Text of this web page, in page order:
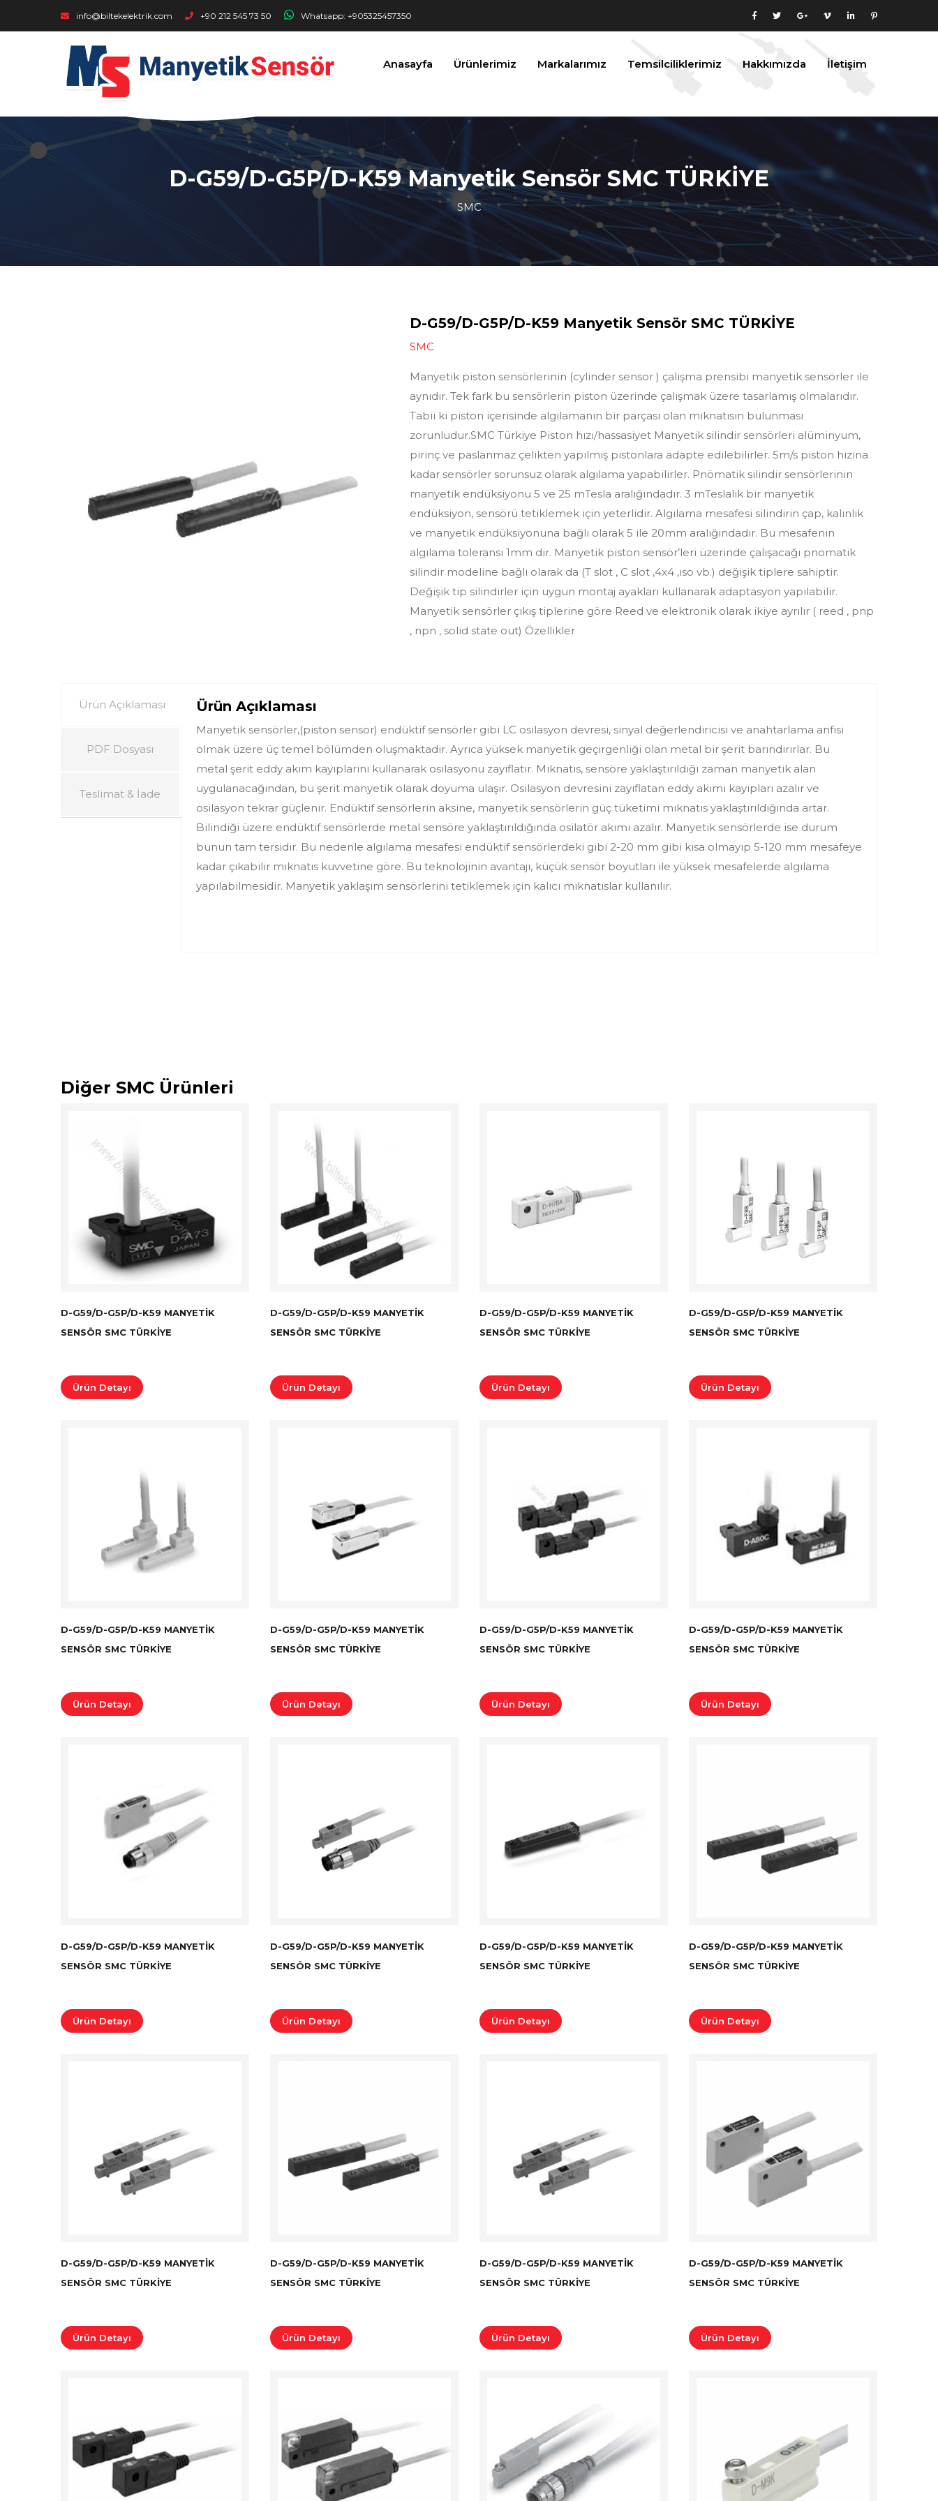
Buraya Tıklayıp Ulaşabilirsiniz - SMC - D-G59/D-G5P/D-K59 Manyetik Sensör SMC TÜRKİYE" />
info@biltekelektrik.com +90 212 545 73 50 Whatsapp: +905325457350
Anasayfa Ürünlerimiz Markalarımız Temsilciliklerimiz Hakkımızda İletişim
D-G59/D-G5P/D-K59 Manyetik Sensör SMC TÜRKİYE
SMC
D-G59/D-G5P/D-K59 Manyetik Sensör SMC TÜRKİYE
SMC
Manyetik piston sensörlerinin (cylinder sensor ) çalışma prensibi manyetik sensörler ile
aynıdır. Tek fark bu sensörlerin piston üzerinde çalışmak üzere tasarlamış olmalarıdır.
Tabii ki piston içerisinde algılamanın bir parçası olan mıknatısın bulunması
zorunludur.SMC Türkiye Piston hızı/hassasiyet Manyetik silindir sensörleri alüminyum,
pirinç ve paslanmaz çelikten yapılmış pistonlara adapte edilebilirler. 5m/s piston hızına
kadar sensörler sorunsuz olarak algılama yapabilirler. Pnömatik silindir sensörlerinin
manyetik endüksiyonu 5 ve 25 mTesla aralığındadır. 3 mTeslalık bir manyetik
endüksiyon, sensörü tetiklemek için yeterlidir. Algılama mesafesi silindirin çap, kalınlık
ve manyetik endüksiyonuna bağlı olarak 5 ile 20mm aralığındadır. Bu mesafenin
algılama toleransı 1mm dir. Manyetik piston sensör’leri üzerinde çalışacağı pnomatik
silindir modeline bağlı olarak da (T slot , C slot ,4x4 ,ıso vb.) değişik tiplere sahiptir.
Değişik tip silindirler için uygun montaj ayakları kullanarak adaptasyon yapılabilir.
Manyetik sensörler çıkış tiplerine göre Reed ve elektronik olarak ikiye ayrılır ( reed , pnp
, npn , solid state out) Özellikler
Ürün Açıklaması
PDF Dosyası
Teslimat & İade
Ürün Açıklaması
Manyetik sensörler,(piston sensor) endüktif sensörler gibi LC osilasyon devresi, sinyal değerlendiricisi ve anahtarlama anfisi
olmak üzere üç temel bölümden oluşmaktadır. Ayrıca yüksek manyetik geçirgenliği olan metal bir şerit barındırırlar. Bu
metal şerit eddy akım kayıplarını kullanarak osilasyonu zayıflatır. Mıknatıs, sensöre yaklaştırıldığı zaman manyetik alan
uygulanacağından, bu şerit manyetik olarak doyuma ulaşır. Osilasyon devresini zayıflatan eddy akımı kayıpları azalır ve
osilasyon tekrar güçlenir. Endüktif sensörlerin aksine, manyetik sensörlerin güç tüketimi mıknatıs yaklaştırıldığında artar.
Bilindiği üzere endüktif sensörlerde metal sensöre yaklaştırıldığında osilatör akımı azalır. Manyetik sensörlerde ise durum
bunun tam tersidir. Bu nedenle algılama mesafesi endüktif sensörlerdeki gibi 2-20 mm gibi kısa olmayıp 5-120 mm mesafeye
kadar çıkabilir mıknatıs kuvvetine göre. Bu teknolojinin avantajı, küçük sensör boyutları ile yüksek mesafelerde algılama
yapılabilmesidir. Manyetik yaklaşım sensörlerini tetiklemek için kalıcı mıknatıslar kullanılır.
Diğer SMC Ürünleri
D-G59/D-G5P/D-K59 MANYETIK
SENSÖR SMC TÜRKİYE
Ürün Detayı
D-G59/D-G5P/D-K59 MANYETIK
SENSÖR SMC TÜRKİYE
Ürün Detayı
D-G59/D-G5P/D-K59 MANYETIK
SENSÖR SMC TÜRKİYE
Ürün Detayı
D-G59/D-G5P/D-K59 MANYETIK
SENSÖR SMC TÜRKİYE
Ürün Detayı
D-G59/D-G5P/D-K59 MANYETIK
SENSÖR SMC TÜRKİYE
Ürün Detayı
D-G59/D-G5P/D-K59 MANYETIK
SENSÖR SMC TÜRKİYE
Ürün Detayı
D-G59/D-G5P/D-K59 MANYETIK
SENSÖR SMC TÜRKİYE
Ürün Detayı
D-G59/D-G5P/D-K59 MANYETIK
SENSÖR SMC TÜRKİYE
Ürün Detayı
D-G59/D-G5P/D-K59 MANYETIK
SENSÖR SMC TÜRKİYE
Ürün Detayı
D-G59/D-G5P/D-K59 MANYETIK
SENSÖR SMC TÜRKİYE
Ürün Detayı
D-G59/D-G5P/D-K59 MANYETIK
SENSÖR SMC TÜRKİYE
Ürün Detayı
D-G59/D-G5P/D-K59 MANYETIK
SENSÖR SMC TÜRKİYE
Ürün Detayı
D-G59/D-G5P/D-K59 MANYETIK
SENSÖR SMC TÜRKİYE
Ürün Detayı
D-G59/D-G5P/D-K59 MANYETIK
SENSÖR SMC TÜRKİYE
Ürün Detayı
D-G59/D-G5P/D-K59 MANYETIK
SENSÖR SMC TÜRKİYE
Ürün Detayı
D-G59/D-G5P/D-K59 MANYETIK
SENSÖR SMC TÜRKİYE
Ürün Detayı